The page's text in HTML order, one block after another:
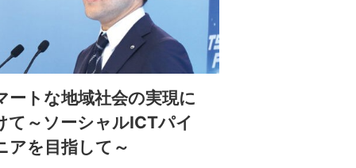
ートな地域社会の実現に
て～ソーシャルICTパイ
アを目指して～